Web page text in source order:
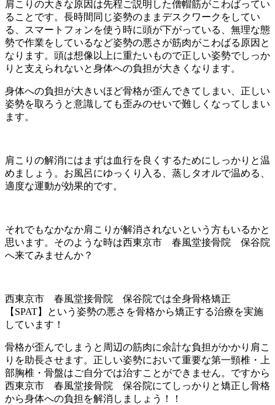
肩こりの大きな原因は先程ご説明した僧帽筋がこわばってい
ることです。長時間同じ姿勢のままデスクワークをしてい
る、スマートフォンを使う時に頭が下がっている、無理な態
勢で作業をしているなど姿勢の悪さが筋肉がこわばる原因と
なります。頭は想像以上に重たいもので正しい姿勢でしっか
りと支えられないと身体への負担が大きくなります。
身体への負担が大きいほど骨格が歪んできてしまい、正しい
姿勢を取ろうと意識しても歪みのせいで難しくなってしまい
ます。
肩こりの解消にはまずは血行を良くするためにしっかりと温
めましょう。お風呂にゆっくり入る、蒸しタオルで温める、
適度な運動が効果的です。
それでもなかなか肩こりが解消されないという方もいるかと
思います。そのような時は西東京市 春風堂接骨院 保谷院
へ来てみませんか？
西東京市 春風堂接骨院 保谷院では全身骨格矯正
【SPAT】という姿勢の悪さを骨格から矯正する治療を実施
しています！
骨格が歪んでしまうと周辺の筋肉に余計な負担がかかり肩こ
りを助長させます。正しい姿勢において重要な第一頸椎・上
部胸椎・骨盤はご自分では治すことができません。ですから
西東京市 春風堂接骨院 保谷院にてしっかりと矯正し骨格
から身体への負担を解消しましょう！！